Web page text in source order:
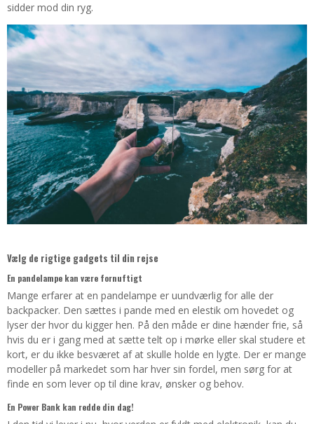
sidder mod din ryg.
Vælg de rigtige gadgets til din rejse
En pandelampe kan være fornuftigt
Mange erfarer at en pandelampe er uundværlig for alle der
backpacker. Den sættes i pande med en elestik om hovedet og
lyser der hvor du kigger hen. På den måde er dine hænder frie, så
hvis du er i gang med at sætte telt op i mørke eller skal studere et
kort, er du ikke besværet af at skulle holde en lygte. Der er mange
modeller på markedet som har hver sin fordel, men sørg for at
finde en som lever op til dine krav, ønsker og behov.
En Power Bank kan redde din dag!